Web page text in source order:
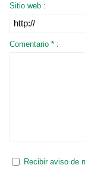
Sitio web :
Comentario * :
Recibir aviso de